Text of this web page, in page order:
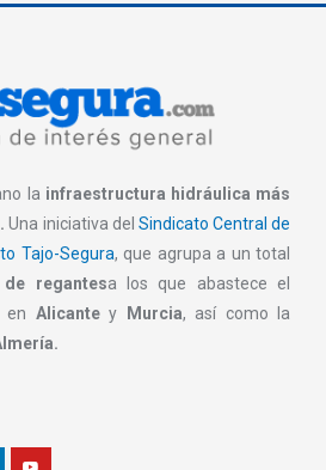
la infraestructura hidráulica más
Una iniciativa del Sindicato Central de
Tajo-Segura, que agrupa a un total
regantesa los que abastece el
en Alicante y Murcia, así como la